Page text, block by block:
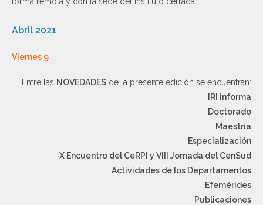
Abril 2021
Viernes 9
Entre las NOVEDADES de la presente edición se encuentran:
IRI informa
Doctorado
Maestría
Especialización
X Encuentro del CeRPI y VIII Jornada del CenSud
Actividades de los Departamentos
Efemérides
Publicaciones